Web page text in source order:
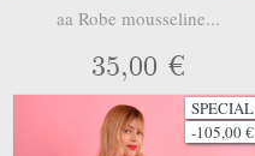
aa Robe mousseline...
35,00 €
SPECIAL
-105,00 €